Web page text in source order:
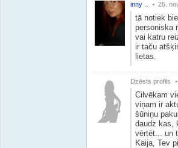
inny .. 26.
tā notiek
personiska
vai katru
ir taču
lietas.
Dzēsts profils
Cilvēkam
viņam ir
šūniņu
daudz kas,
vērtēt... un
Kaija, Tev